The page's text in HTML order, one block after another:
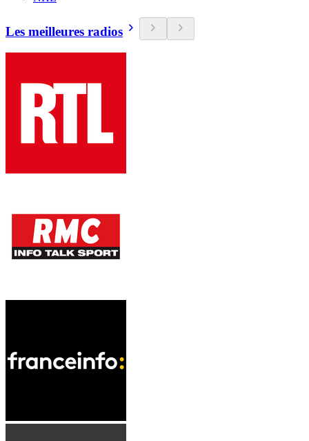
Les meilleures radios